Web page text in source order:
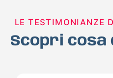
LE TESTIMONIANZE
Scopri cosa